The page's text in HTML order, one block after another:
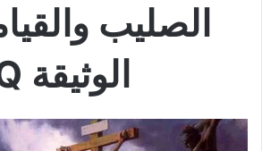
الصليب
الوثيقة Q